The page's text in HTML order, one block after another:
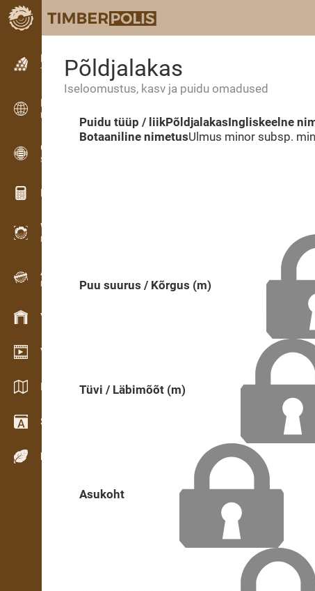
Kuulutused
Tekstkuulutused
Kuulutused
Rahvusvahelised kuulutused
OPTI-TIMB
Saekavad
Puidu kalkulaatorid
WoodProfi
Puidumaht AI-ga
Andmesalvesti
Puidu inventuur välitöödel
Varude haldamine
Videogalerii
Kataloogid / Brošüürid
Sõnastik
Puiduliigid
Põldjalakas
Iseloomustus, kasv ja puidu omadused
Puidu tüüp / liikPõldjalakasIngliskeelne
Botaaniline nimetusUlmus minor subsp.
Puu suurus / Kõrgus (m)
Tüvi / Läbimõõt (m)
Asukoht